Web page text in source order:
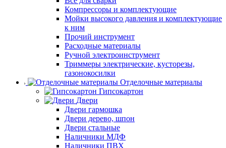
Компрессоры и комплектующие
Мойки высокого давления и комплектующие
к ним
Прочий инструмент
Расходные материалы
Ручной электроинструмент
Триммеры электрические, кусторезы,
газонокосилки
Отделочные материалы
Гипсокартон
Двери
Двери гармошка
Двери дерево, шпон
Двери стальные
Наличники МДФ
Наличники ПВХ